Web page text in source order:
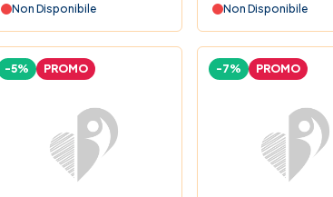
Non Disponibile
Non Disponibile
-5% PROMO -7% PROMO